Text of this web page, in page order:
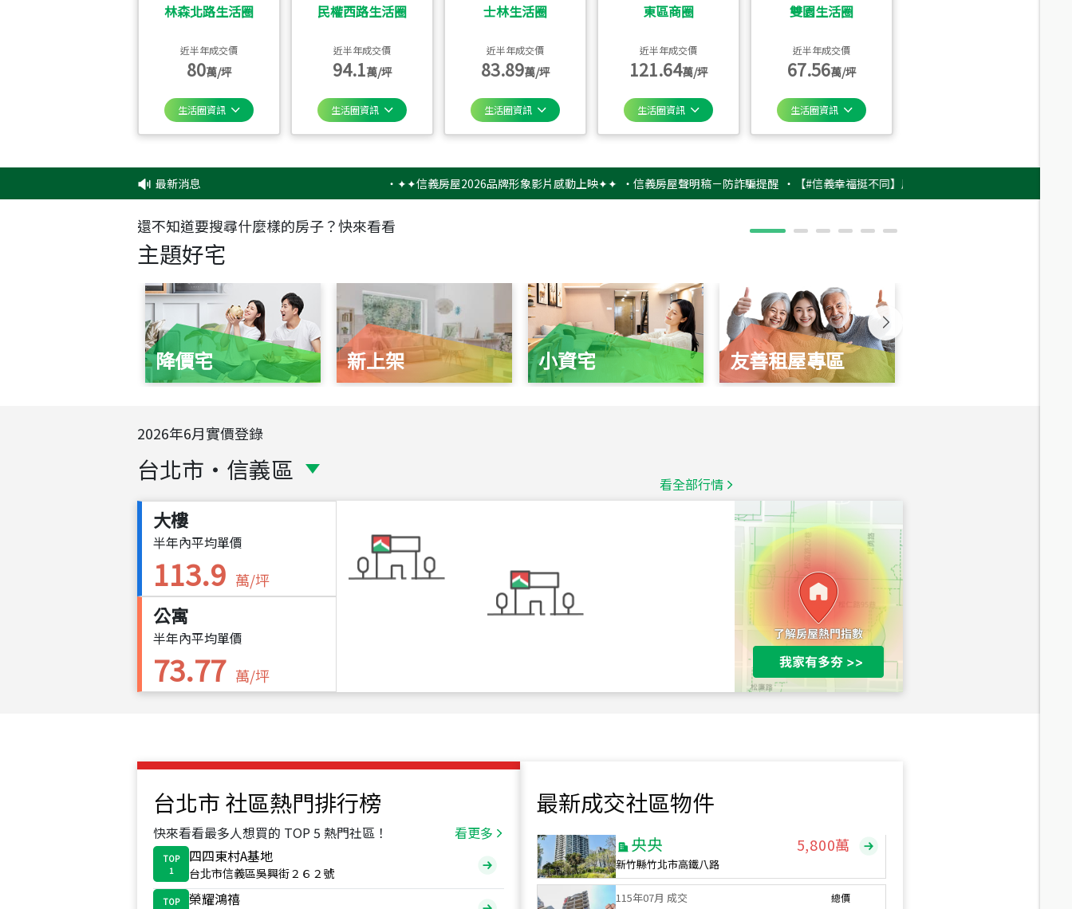
林森北路生活圈
近半年成交價
80萬/坪
生活圈資訊
民權西路生活圈
近半年成交價
94.1萬/坪
生活圈資訊
士林生活圈
近半年成交價
83.89萬/坪
生活圈資訊
東區商圈
近半年成交價
121.64萬/坪
生活圈資訊
雙園生活圈
近半年成交價
67.56萬/坪
生活圈資訊
最新消息 ✦✦信義房屋2026品牌形象影片感動上映✦✦ ‧信義房屋聲明稿－防詐騙提醒 ‧【#信義幸福挺不同】用實力，讓升職免抽號碼牌！最新雇主品
還不知道要搜尋什麼樣的房子？快來看看
主題好宅
降價宅 新上架 小資宅 友善租屋專區
2026年6月實價登錄
台北市 ・ 信義區 看全部行情
大樓
半年內平均單價
113.9 萬/坪
公寓
半年內平均單價
73.77 萬/坪
台北市 社區熱門排行榜
快來看看最多人想買的 TOP 5 熱門社區！ 看更多
TOP
1
四四東村A基地
台北市信義區吳興街２６２號
TOP
榮耀鴻禧
最新成交社區物件
台北市中山區長春路
1,020萬
總價
490萬
總價
1,808萬
115年07月 成交
新竹縣竹北市高鐵八路
115年07月 成交
小西華
總價
1,938萬